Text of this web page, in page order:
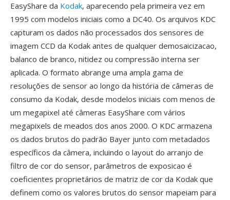
EasyShare da Kodak, aparecendo pela primeira vez em
1995 com modelos iniciais como a DC40. Os arquivos KDC
capturam os dados não processados dos sensores de
imagem CCD da Kodak antes de qualquer demosaicizacao,
balanco de branco, nitidez ou compressão interna ser
aplicada. O formato abrange uma ampla gama de
resoluções de sensor ao longo da história de câmeras de
consumo da Kodak, desde modelos iniciais com menos de
um megapixel até câmeras EasyShare com vários
megapixels de meados dos anos 2000. O KDC armazena
os dados brutos do padrão Bayer junto com metadados
específicos da câmera, incluindo o layout do arranjo de
filtro de cor do sensor, parâmetros de exposicao é
coeficientes proprietários de matriz de cor da Kodak que
definem como os valores brutos do sensor mapeiam para